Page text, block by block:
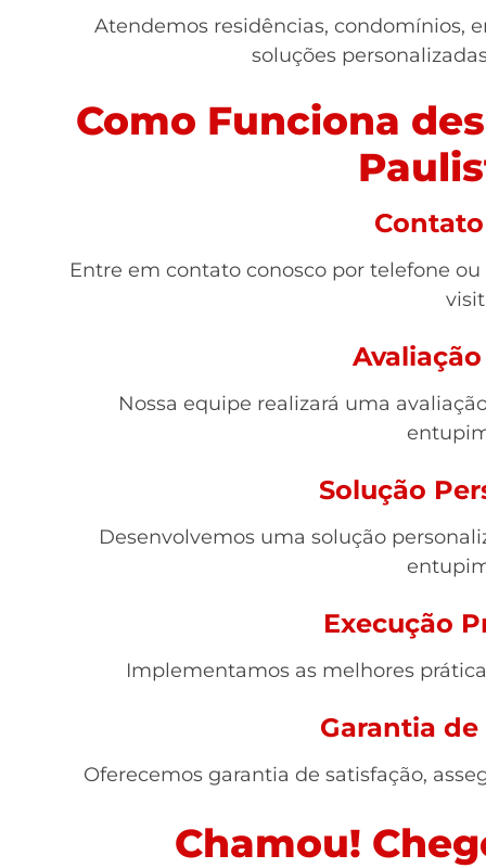
Atendemos residências, condomínios,
soluções
Como Funciona
Entre em contato conosco por telefone
Nossa equipe realizará uma
Solução
Desenvolvemos uma solução
Execução
Implementamos as melhores
Garantia
Oferecemos garantia de satisfação,
Chamou!